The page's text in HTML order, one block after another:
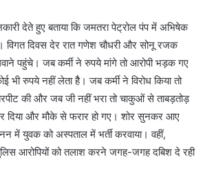
देते हुए बताया कि जमतरा पेट्रोल पंप में अभिषेक
विगत दिवस देर रात गणेश चौधरी और सोनू रजक
पहुंचे। जब कर्मी ने रुपये मांगे तो आरोपी भड़क गए
रुपये नहीं लेता हैै। जब कर्मी ने विरोध किया तो
की और जब जी नहीं भरा तो चाकुओं से ताबड़तोड़
दिया और मौके से फरार हो गए। शोर सुनकर आए
में युवक को अस्पताल में भर्ती करवाया। वहीं,
आरोपियों को तलाश करने जगह-जगह दबिश दे रही